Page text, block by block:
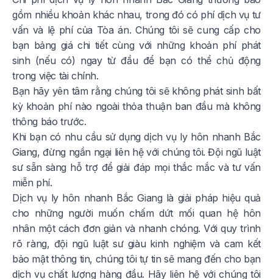
gồm nhiều khoản khác nhau, trong đó có phí dịch vụ tư
vấn và lệ phí của Tòa án. Chúng tôi sẽ cung cấp cho
bạn bảng giá chi tiết cùng với những khoản phí phát
sinh (nếu có) ngay từ đầu để bạn có thể chủ động
trong việc tài chính.
Bạn hãy yên tâm rằng chúng tôi sẽ không phát sinh bất
kỳ khoản phí nào ngoài thỏa thuận ban đầu mà không
thông báo trước.
Khi bạn có nhu cầu sử dụng dịch vụ ly hôn nhanh Bắc
Giang, đừng ngần ngại liên hệ với chúng tôi. Đội ngũ luật
sư sẵn sàng hỗ trợ để giải đáp mọi thắc mắc và tư vấn
miễn phí.
Dịch vụ ly hôn nhanh Bắc Giang là giải pháp hiệu quả
cho những người muốn chấm dứt mối quan hệ hôn
nhân một cách đơn giản và nhanh chóng. Với quy trình
rõ ràng, đội ngũ luật sư giàu kinh nghiệm và cam kết
bảo mật thông tin, chúng tôi tự tin sẽ mang đến cho bạn
dịch vụ chất lượng hàng đầu. Hãy liên hệ với chúng tôi